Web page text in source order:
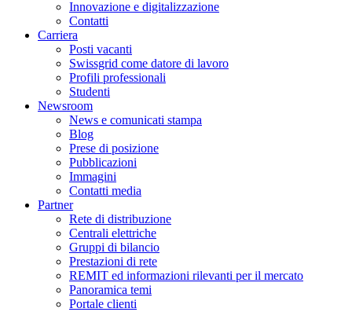
Innovazione e digitalizzazione
Contatti
Carriera
Posti vacanti
Swissgrid come datore di lavoro
Profili professionali
Studenti
Newsroom
News e comunicati stampa
Blog
Prese di posizione
Pubblicazioni
Immagini
Contatti media
Partner
Rete di distribuzione
Centrali elettriche
Gruppi di bilancio
Prestazioni di rete
REMIT ed informazioni rilevanti per il mercato
Panoramica temi
Portale clienti